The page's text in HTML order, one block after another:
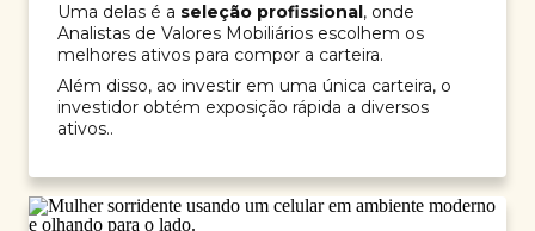
Uma delas é a seleção profissional, onde
Analistas de Valores Mobiliários escolhem os
melhores ativos para compor a carteira.
Além disso, ao investir em uma única carteira, o
investidor obtém exposição rápida a diversos
ativos..